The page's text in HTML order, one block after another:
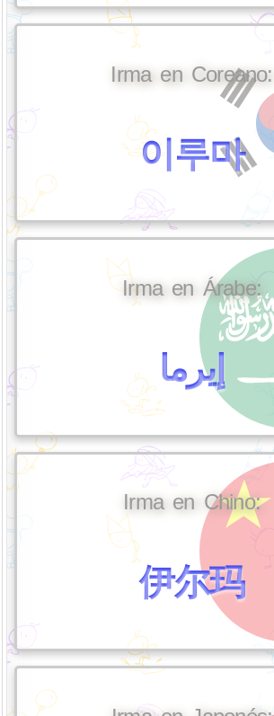
Irma en Coreano:
이루마
Irma en Árabe:
إيرما
Irma en Chino:
伊尔玛